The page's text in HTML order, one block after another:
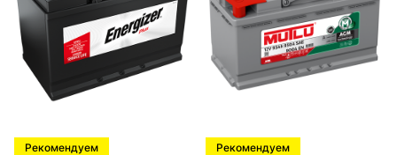
Рекомендуем Рекомендуем